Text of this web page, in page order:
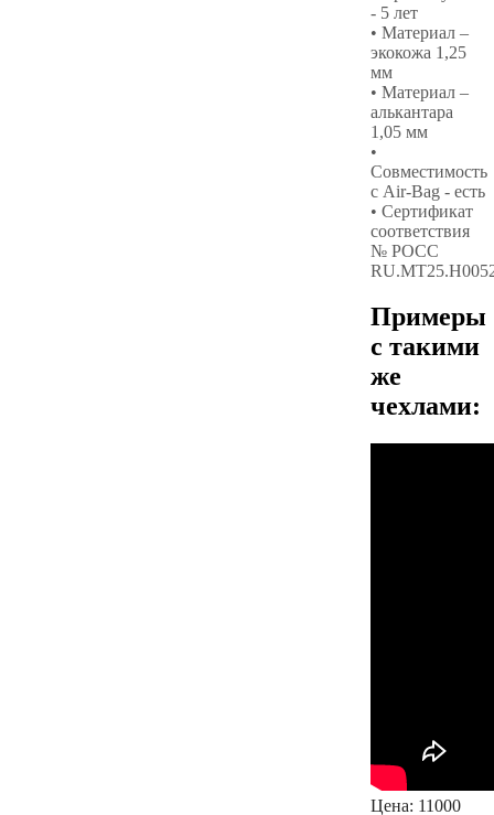
- 5 лет
• Материал –
экокожа 1,25
мм
• Материал –
алькантара
1,05 мм
•
Совместимость
с Air-Bag - есть
• Сертификат
соответствия
№ РОСС
Примеры
с такими
же
чехлами:
Цена: 11000